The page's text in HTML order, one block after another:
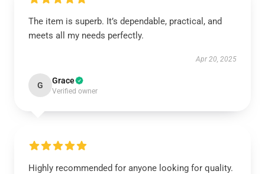
The item is superb. It’s dependable, practical, and
meets all my needs perfectly.
Apr 20, 2025
G Grace
Verified owner
Highly recommended for anyone looking for quality.